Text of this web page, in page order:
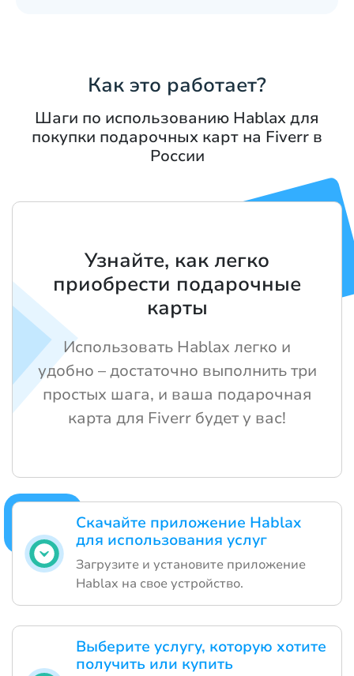
Как это работает?
Шаги по использованию Hablax для
покупки подарочных карт на Fiverr в
России
Скачайте приложение Hablax
для использования услуг
Загрузите и установите приложение
Hablax на свое устройство.
Выберите услугу, которую хотите
получить или купить
Узнайте, как легко
приобрести подарочные
карты
Использовать Hablax легко и
удобно – достаточно выполнить три
простых шага, и ваша подарочная
карта для Fiverr будет у вас!